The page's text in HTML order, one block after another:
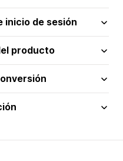
inicio de sesión
producto